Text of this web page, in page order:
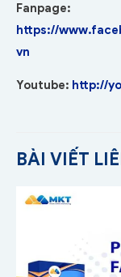
Fanpage:
https://
vn
Youtube: http://
BÀI VIẾT